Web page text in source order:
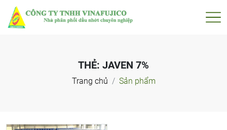
THẺ: JAVEN 7%
Trang chủ Sản phẩm